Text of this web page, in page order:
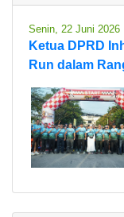
Senin, 22 Juni 2026
Ketua DPRD
Run dalam